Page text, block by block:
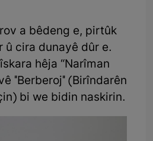
a bêdeng e, pirtûk
û cira dunayê dûr e.
hêja “Narîman
''Berberoj'' (Birîndarên
bi we bidin naskirin.